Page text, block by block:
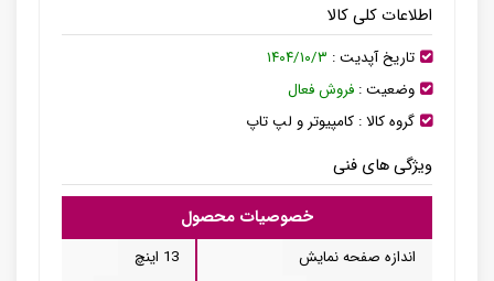
اطلاعات کلی کالا
تاریخ آپدیت : ۱۴۰۴/۱۰/۳
وضعیت : فروش فعال
گروه کالا : کامپیوتر و لپ تاپ
ویژگی های فنی
خصوصیات محصول
اندازه صفحه نمایش
13 اینچ